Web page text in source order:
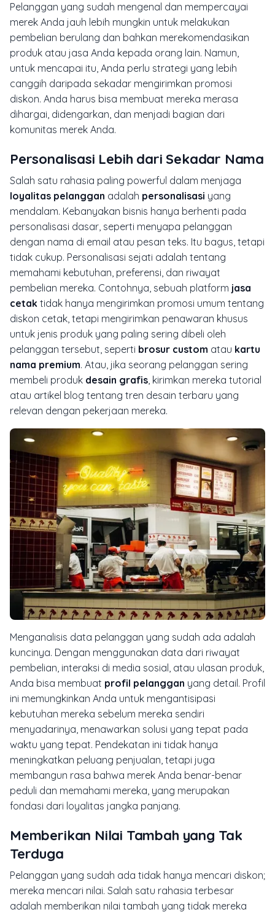
Pelanggan yang sudah mengenal dan mempercayai
merek Anda jauh lebih mungkin untuk melakukan
pembelian berulang dan bahkan merekomendasikan
produk atau jasa Anda kepada orang lain. Namun,
untuk mencapai itu, Anda perlu strategi yang lebih
canggih daripada sekadar mengirimkan promosi
diskon. Anda harus bisa membuat mereka merasa
dihargai, didengarkan, dan menjadi bagian dari
komunitas merek Anda.
Personalisasi Lebih dari Sekadar Nama
Salah satu rahasia paling powerful dalam menjaga
loyalitas pelanggan adalah personalisasi yang
mendalam. Kebanyakan bisnis hanya berhenti pada
personalisasi dasar, seperti menyapa pelanggan
dengan nama di email atau pesan teks. Itu bagus, tetapi
tidak cukup. Personalisasi sejati adalah tentang
memahami kebutuhan, preferensi, dan riwayat
pembelian mereka. Contohnya, sebuah platform jasa
cetak tidak hanya mengirimkan promosi umum tentang
diskon cetak, tetapi mengirimkan penawaran khusus
untuk jenis produk yang paling sering dibeli oleh
pelanggan tersebut, seperti brosur custom atau kartu
nama premium. Atau, jika seorang pelanggan sering
membeli produk desain grafis, kirimkan mereka tutorial
atau artikel blog tentang tren desain terbaru yang
relevan dengan pekerjaan mereka.
Menganalisis data pelanggan yang sudah ada adalah
kuncinya. Dengan menggunakan data dari riwayat
pembelian, interaksi di media sosial, atau ulasan produk,
Anda bisa membuat profil pelanggan yang detail. Profil
ini memungkinkan Anda untuk mengantisipasi
kebutuhan mereka sebelum mereka sendiri
menyadarinya, menawarkan solusi yang tepat pada
waktu yang tepat. Pendekatan ini tidak hanya
meningkatkan peluang penjualan, tetapi juga
membangun rasa bahwa merek Anda benar-benar
peduli dan memahami mereka, yang merupakan
fondasi dari loyalitas jangka panjang.
Memberikan Nilai Tambah yang Tak
Terduga
Pelanggan yang sudah ada tidak hanya mencari diskon;
mereka mencari nilai. Salah satu rahasia terbesar
adalah memberikan nilai tambah yang tidak mereka